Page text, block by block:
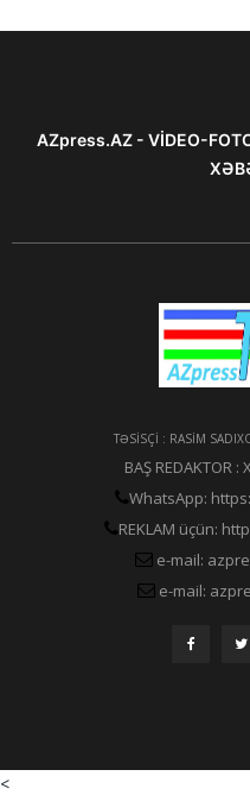
AZpress.AZ - VİDEO-
TƏSİSÇİ : RASİM
BAŞ REDAKTOR :
WhatsApp:
REKLAM üçün:
e-mail:
e-mail:
<